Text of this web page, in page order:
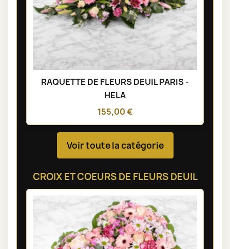
RAQUETTE DE FLEURS DEUIL PARIS -
HELA
155,00 €
Voir toute la catégorie
CROIX ET COEURS DE FLEURS DEUIL